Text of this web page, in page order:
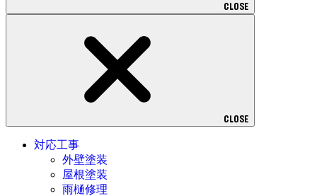
CLOSE
CLOSE
対応工事
外壁塗装
屋根塗装
雨樋修理